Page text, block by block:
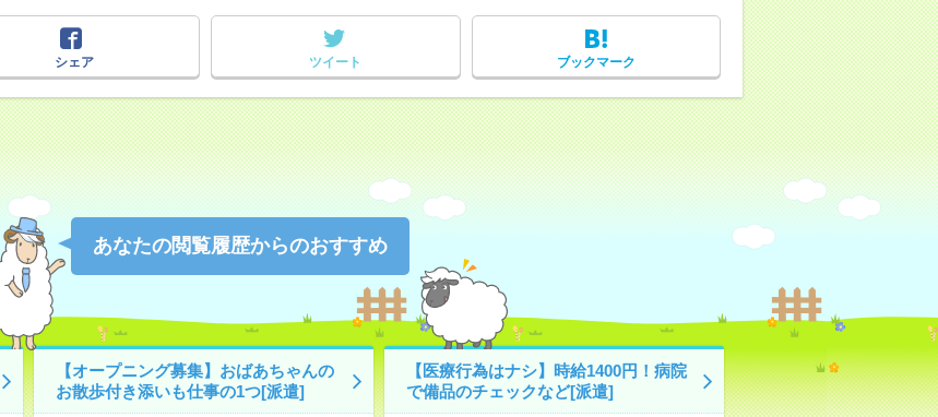
シェア
ツイート ブックマーク
あなたの閲覧履歴からのおすすめ
【オープニング募集】おばあちゃんの
お散歩付き添いも仕事の1つ[派遣]
【医療行為はナシ】時給1400円！病院
で備品のチェックなど[派遣]